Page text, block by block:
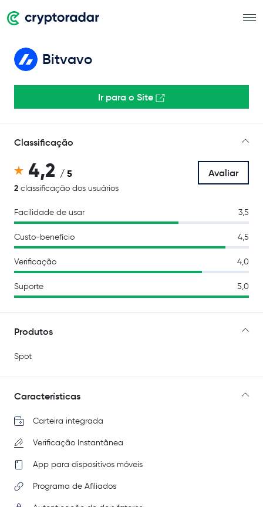
Bitvavo
Ir para o Site
Classificação
4,2 / 5
2 classificação dos usuários
Avaliar
Facilidade de usar 3,5
Custo-benefício 4,5
Verificação 4,0
Suporte 5,0
Produtos
Spot
Características
Carteira integrada
Verificação Instantânea
App para dispositivos móveis
Programa de Afiliados